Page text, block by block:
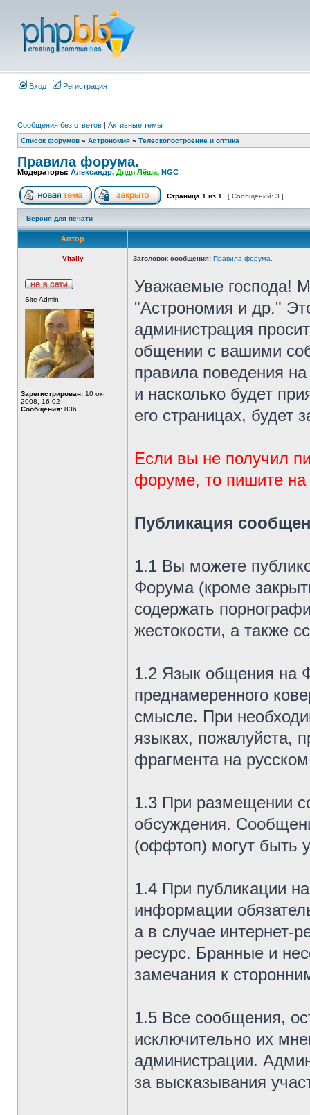
Вход Регистрация
Сообщения без ответов | Активные темы
Список форумов » Астрономия » Телескопостроение и оптика
Правила форума.
Модераторы: Александр, Дядя Лёша, NGC
Страница 1 из 1 [ Сообщений: 3 ]
Версия для печати
Автор
Vitaliy Заголовок сообщения: Правила форума.
Site Admin
Зарегистрирован: 10 окт
2008, 16:02
Сообщения: 836
Уважаемые господа!
"Астрономия и др."
администрация
общении с вашими
правила поведения
и насколько будет
его страницах, будет
Если вы не получил
форуме, то пишите
Публикация
1.1 Вы можете
Форума (кроме
содержать
жестокости, а также
1.2 Язык общения на
преднамеренного
смысле. При
языках, пожалуйста,
фрагмента на
1.3 При размещении
обсуждения.
(оффтоп) могут быть
1.4 При публикации
информации
а в случае интернет-
ресурс. Бранные и
замечания к
1.5 Все сообщения,
исключительно их
администрации.
за высказывания